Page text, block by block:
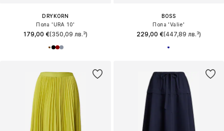
DRYKORN
Пола 'URA 10'
179,00 €(350,09 лв.³)
BOSS
Пола 'Valie'
229,00 €(447,89 лв.³)